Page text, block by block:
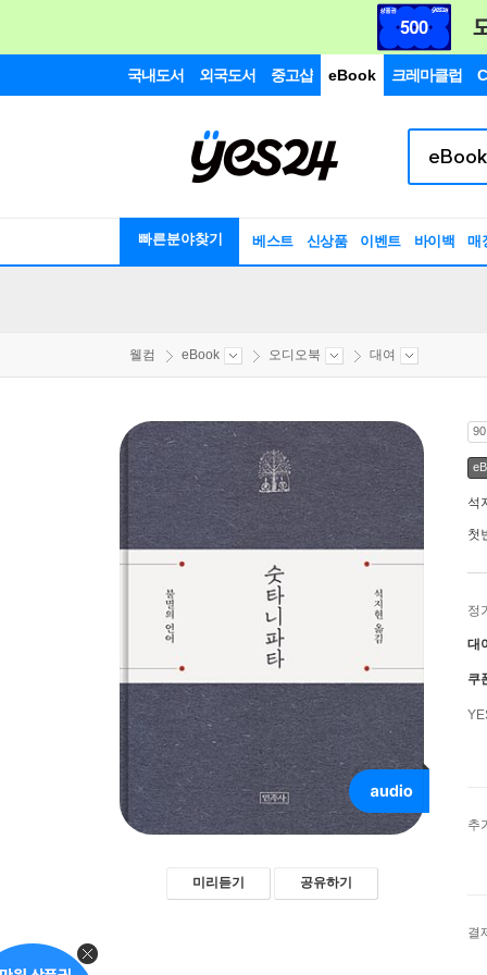
국내도서 외국도서 중고샵 eBook 크레마클럽
빠른분야찾기 베스트 신상품 이벤트 바이백 매
웰컴 eBook 오디오북 대여
미리듣기 공유하기
석
첫
정
대
쿠
추
결